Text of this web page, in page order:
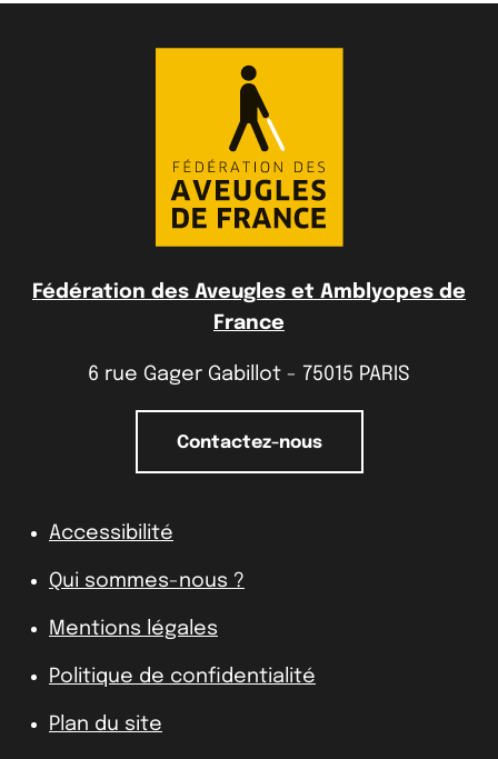
Fédération des Aveugles et Amblyopes de
France
6 rue Gager Gabillot - 75015 PARIS
Contactez-nous
Accessibilité
Qui sommes-nous ?
Mentions légales
Politique de confidentialité
Plan du site